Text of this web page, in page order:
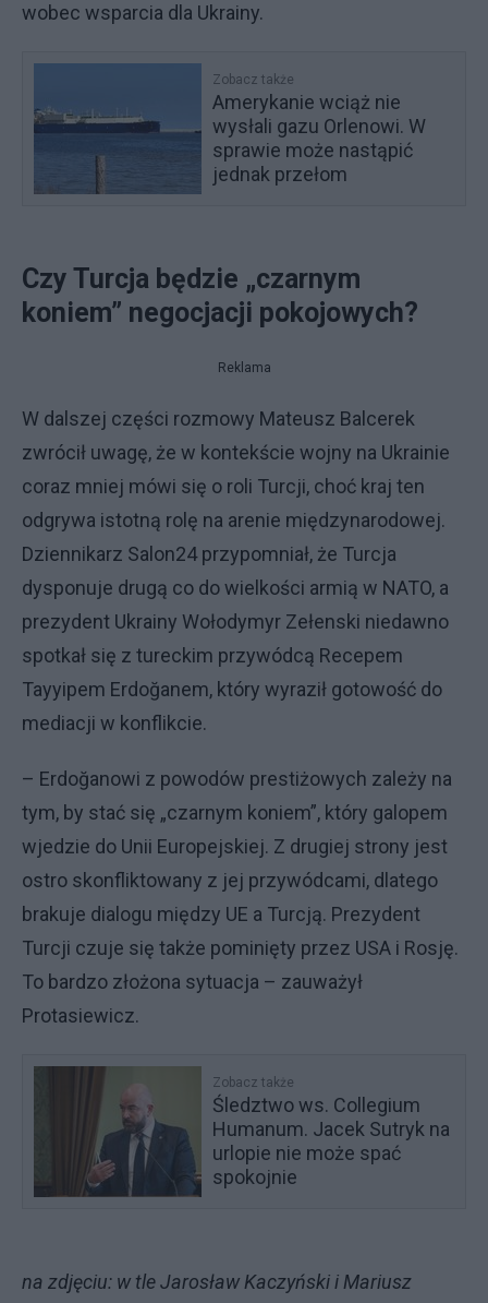
wobec wsparcia dla Ukrainy.
Zobacz także
Amerykanie wciąż nie
wysłali gazu Orlenowi. W
sprawie może nastąpić
jednak przełom
Czy Turcja będzie „czarnym
koniem” negocjacji pokojowych?
Reklama
W dalszej części rozmowy Mateusz Balcerek
zwrócił uwagę, że w kontekście wojny na Ukrainie
coraz mniej mówi się o roli Turcji, choć kraj ten
odgrywa istotną rolę na arenie międzynarodowej.
Dziennikarz Salon24 przypomniał, że Turcja
dysponuje drugą co do wielkości armią w NATO, a
prezydent Ukrainy Wołodymyr Zełenski niedawno
spotkał się z tureckim przywódcą Recepem
Tayyipem Erdoğanem, który wyraził gotowość do
mediacji w konflikcie.
– Erdoğanowi z powodów prestiżowych zależy na
tym, by stać się „czarnym koniem”, który galopem
wjedzie do Unii Europejskiej. Z drugiej strony jest
ostro skonfliktowany z jej przywódcami, dlatego
brakuje dialogu między UE a Turcją. Prezydent
Turcji czuje się także pominięty przez USA i Rosję.
To bardzo złożona sytuacja – zauważył
Protasiewicz.
Zobacz także
Śledztwo ws. Collegium
Humanum. Jacek Sutryk na
urlopie nie może spać
spokojnie
na zdjęciu: w tle Jarosław Kaczyński i Mariusz